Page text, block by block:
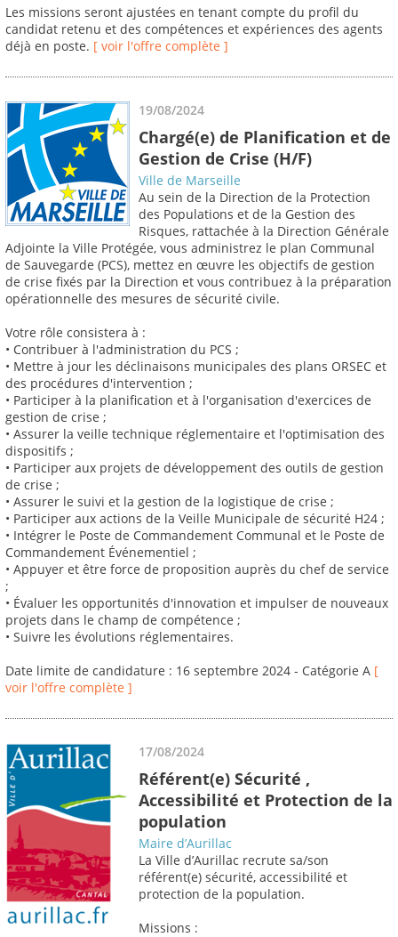
Les missions seront ajustées en tenant compte du profil du
candidat retenu et des compétences et expériences des agents
déjà en poste. [ voir l'offre complète ]
19/08/2024
Chargé(e) de Planification et de
Gestion de Crise (H/F)
Ville de Marseille
Au sein de la Direction de la Protection
des Populations et de la Gestion des
Risques, rattachée à la Direction Générale
Adjointe la Ville Protégée, vous administrez le plan Communal
de Sauvegarde (PCS), mettez en œuvre les objectifs de gestion
de crise fixés par la Direction et vous contribuez à la préparation
opérationnelle des mesures de sécurité civile.
Votre rôle consistera à :
• Contribuer à l'administration du PCS ;
• Mettre à jour les déclinaisons municipales des plans ORSEC et
des procédures d'intervention ;
• Participer à la planification et à l'organisation d'exercices de
gestion de crise ;
• Assurer la veille technique réglementaire et l'optimisation des
dispositifs ;
• Participer aux projets de développement des outils de gestion
de crise ;
• Assurer le suivi et la gestion de la logistique de crise ;
• Participer aux actions de la Veille Municipale de sécurité H24 ;
• Intégrer le Poste de Commandement Communal et le Poste de
Commandement Événementiel ;
• Appuyer et être force de proposition auprès du chef de service
;
• Évaluer les opportunités d'innovation et impulser de nouveaux
projets dans le champ de compétence ;
• Suivre les évolutions réglementaires.
Date limite de candidature : 16 septembre 2024 - Catégorie A [
voir l'offre complète ]
17/08/2024
Référent(e) Sécurité ,
Accessibilité et Protection de la
population
Maire d’Aurillac
La Ville d’Aurillac recrute sa/son
référent(e) sécurité, accessibilité et
protection de la population.
Missions :